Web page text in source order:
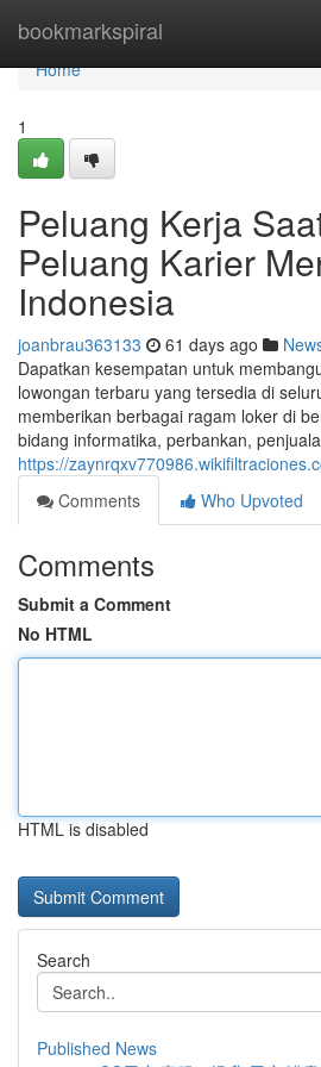
bookmarkspiral
Home
Home
1
Peluang Kerja
Peluang Karier
Indonesia
joanbrau363133 61 days ago
Dapatkan kesempatan untuk
lowongan terbaru yang tersedia di
memberikan berbagai ragam loker di
bidang informatika, perbankan,
https://
Comments
Who Upvoted
Comments
Submit a Comment
No HTML
HTML is disabled
Search
Published News